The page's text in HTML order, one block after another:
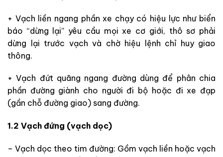
+ Vạch liền ngang phần xe chạy có hiệu lực như biển
báo “dừng lại” yêu cầu mọi xe cơ giới, thô sơ phải
dừng lại trước vạch và chờ hiệu lệnh chỉ huy giao
thông.
+ Vạch đứt quãng ngang đường dùng để phân chia
phần đường giành cho người đi bộ hoặc đi xe đạp
(gần chỗ đường giao) sang đường.
1.2 Vạch đứng (vạch dọc)
– Vạch dọc theo tim đường: Gồm vạch liền hoặc vạch